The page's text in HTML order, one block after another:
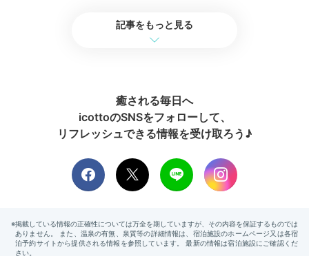
おへやベーカリーセット
「おへやベーカリーセット」では、客室のホームベーカ
リーで焼いたパンを豆乳ディップや粒あんなど6種類の
を満喫しましょう。
記事をもっと見る
癒される毎日へ
icottoのSNSをフォローして、
リフレッシュできる情報を受け取ろう♪